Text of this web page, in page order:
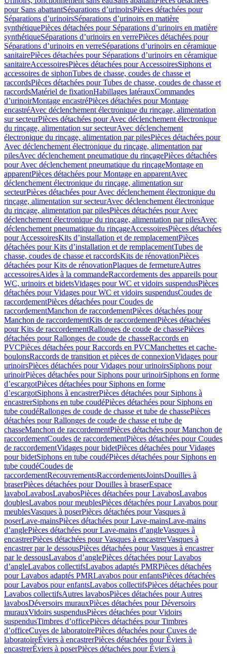
pour Sans abattantSéparations d’urinoirsPièces détachées pour
Séparations d’urinoirsSéparations d’urinoirs en matière
synthétiquePièces détachées pour Séparations d’urinoirs en matière
synthétiqueSéparations d’urinoirs en verrePièces détachées pour
Séparations d’urinoirs en verreSéparations d’urinoirs en céramique
sanitairePièces détachées pour Séparations d’urinoirs en céramique
sanitaireAccessoiresPièces détachées pour AccessoiresSiphons et
accessoires de siphonTubes de chasse, coudes de chasse et
raccordsPièces détachées pour Tubes de chasse, coudes de chasse et
raccordsMatériel de fixationHabillages latérauxCommandes
dʼurinoirMontage encastréPièces détachées pour Montage
encastréAvec déclenchement électronique du rinçage, alimentation
sur secteurPièces détachées pour Avec déclenchement électronique
du rinçage, alimentation sur secteurAvec déclenchement
électronique du rinçage, alimentation par pilesPièces détachées pour
Avec déclenchement électronique du rinçage, alimentation par
pilesAvec déclenchement pneumatique du rinçagePièces détachées
pour Avec déclenchement pneumatique du rinçageMontage en
apparentPièces détachées pour Montage en apparentAvec
déclenchement électronique du rinçage, alimentation sur
secteurPièces détachées pour Avec déclenchement électronique du
rinçage, alimentation sur secteurAvec déclenchement électronique
du rinçage, alimentation par pilesPièces détachées pour Avec
déclenchement électronique du rinçage, alimentation par pilesAvec
déclenchement pneumatique du rinçageAccessoiresPièces détachées
pour AccessoiresKits d’installation et de remplacementPièces
détachées pour Kits d’installation et de remplacementTubes de
chasse, coudes de chasse et raccordsKits de rénovationPièces
détachées pour Kits de rénovationPlaques de fermetureAutres
accessoiresAides à la commandeRaccordements des appareils pour
WC, urinoirs et bidetsVidages pour WC et vidoirs suspendusPièces
détachées pour Vidages pour WC et vidoirs suspendusCoudes de
raccordementPièces détachées pour Coudes de
raccordementManchon de raccordementPièces détachées pour
Manchon de raccordementKits de raccordementPièces détachées
pour Kits de raccordementRallonges de coude de chassePièces
détachées pour Rallonges de coude de chasseRaccords en
PVCPièces détachées pour Raccords en PVCManchettes et cache-
boulonsRaccords de transition et pièces de connexionVidages pour
urinoirsPièces détachées pour Vidages pour urinoirsSiphons pour
urinoirPièces détachées pour Siphons pour urinoirSiphons en forme
d’escargotPièces détachées pour Siphons en forme
d’escargotSiphons à encastrerPièces détachées pour Siphons à
encastrerSiphons en tube coudéPièces détachées pour Siphons en
tube coudéRallonges de coude de chasse et tube de chassePièces
détachées pour Rallonges de coude de chasse et tube de
chasseManchon de raccordementPièces détachées pour Manchon de
raccordementCoudes de raccordementPièces détachées pour Coudes
de raccordementVidages pour bidetPièces détachées pour Vidages
pour bidetSiphons en tube coudéPièces détachées pour Siphons en
tube coudéCoudes de
raccordementRecouvrementsRaccordementsJointsDouilles à
braserPièces détachées pour Douilles à braserEspace
lavaboLavabosLavabosPièces détachées pour LavabosLavabos
doublesLavabos pour meublesPièces détachées pour Lavabos pour
meublesVasques à poserPièces détachées pour Vasques à
poserLave-mainsPièces détachées pour Lave-mainsLave-mains
d’anglePièces détachées pour Lave-mains d’angleVasques à
encastrerPièces détachées pour Vasques à encastrerVasques à
encastrer par le dessousPièces détachées pour Vasques à encastrer
par le dessousLavabos d’anglePièces détachées pour Lavabos
d’angleLavabos collectifsLavabos adaptés PMRPièces détachées
pour Lavabos adaptés PMRLavabos pour enfantsPièces détachées
pour Lavabos pour enfantsLavabos collectifsPièces détachées pour
Lavabos collectifsAutres lavabosPièces détachées pour Autres
lavabosDéversoirs murauxPièces détachées pour Déversoirs
murauxVidoirs suspendusPièces détachées pour Vidoirs
suspendusTimbres dʼofficePièces détachées pour Timbres
dʼofficeCuves de laboratoirePièces détachées pour Cuves de
laboratoireÉviers à encastrerPièces détachées pour Éviers à
encastrerÉviers à poserPièces détachées pour Éviers à